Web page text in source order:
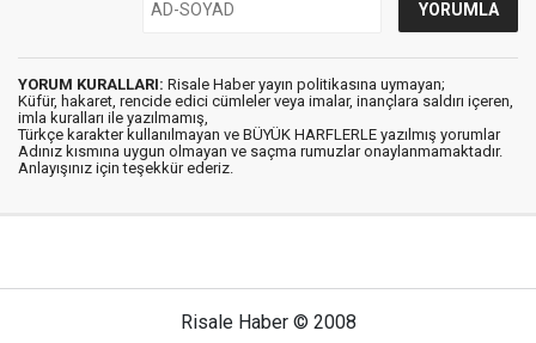
YORUM KURALLARI: Risale Haber yayın politikasına uymayan;
Küfür, hakaret, rencide edici cümleler veya imalar, inançlara saldırı içeren,
imla kuralları ile yazılmamış,
Türkçe karakter kullanılmayan ve BÜYÜK HARFLERLE yazılmış yorumlar
Adınız kısmına uygun olmayan ve saçma rumuzlar onaylanmamaktadır.
Anlayışınız için teşekkür ederiz.
Risale Haber © 2008